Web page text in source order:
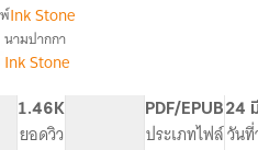
เรื่อง
ราชัน
เร้น
ลับ
2
Ink Stone
นามปากกา
Ink Stone
1.46K
ยอดวิว
PDF/EPUB
ประเภทไฟล์
24
วันที่